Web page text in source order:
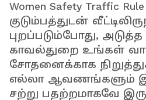
Women Safety Traffic
குடும்பத்துடன்
புறப்படும்போது, அடுத்த
காவல்துறை உங்கள்
சோதனைக்காக
எல்லா ஆவணங்களும்
சற்று பதற்றமாகவே